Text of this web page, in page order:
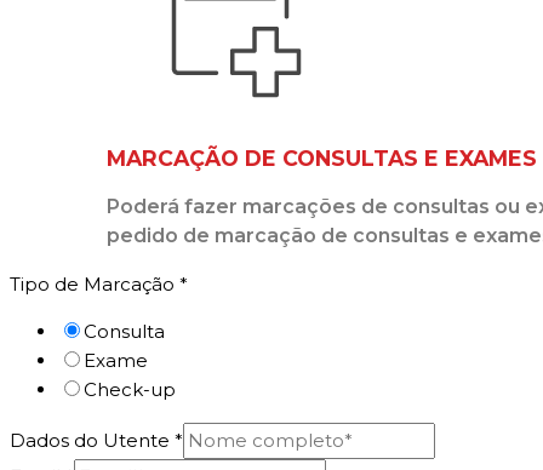
MARCAÇÃO DE CONSULTAS E EXAMES
Poderá fazer marcações de consultas ou
pedido de marcação de consultas e
Tipo de Marcação *
Consulta
Exame
Check-up
Dados do Utente *